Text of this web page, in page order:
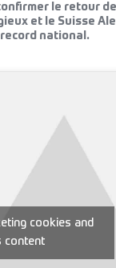
le retour
et le Suisse
national.
cookies and
content